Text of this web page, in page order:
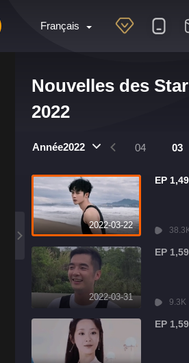
Français
Nouvelles des
2022
Année2022
07 06 05 04 03
2022-03-22
EP
2022-03-31
EP
9.3K
EP